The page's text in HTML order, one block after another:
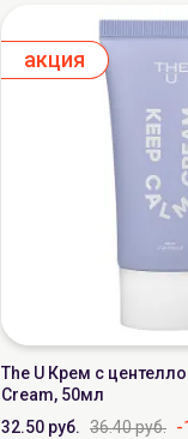
aкция
The U Крем с
Cream, 50мл
32.50 руб. 36.40 руб. -